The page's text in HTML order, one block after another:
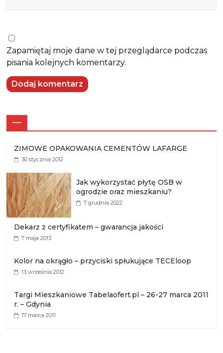
Zapamiętaj moje dane w tej przeglądarce podczas
pisania kolejnych komentarzy.
—
ZIMOWE OPAKOWANIA CEMENTÓW LAFARGE
30 stycznia 2012
Jak wykorzystać płytę OSB w
ogrodzie oraz mieszkaniu?
7 grudnia 2022
Dekarz z certyfikatem – gwarancja jakości
7 maja 2013
Kolor na okrągło – przyciski spłukujące TECEloop
13 września 2012
Targi Mieszkaniowe Tabelaofert.pl – 26-27 marca 2011
r. – Gdynia
17 marca 2011